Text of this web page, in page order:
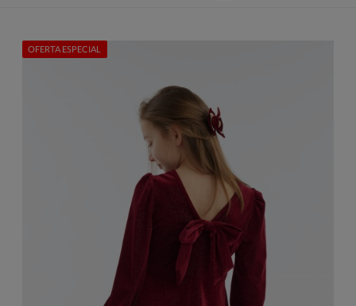
OFERTA ESPECIAL